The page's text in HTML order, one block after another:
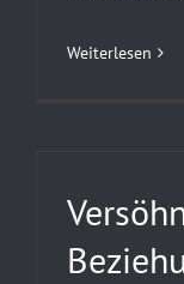
Weiterlesen